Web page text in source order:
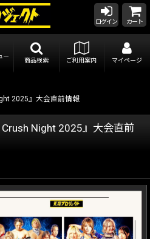
ログイン カート
ー
商品検索 ご利用案内 マイページ
2025』大会直前情報
Night 2025』大会直前